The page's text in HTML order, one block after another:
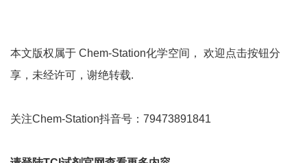
本文版权属于 Chem-Station化学空间， 欢迎点击按钮分
享，未经许可，谢绝转载.
关注Chem-Station抖音号：79473891841